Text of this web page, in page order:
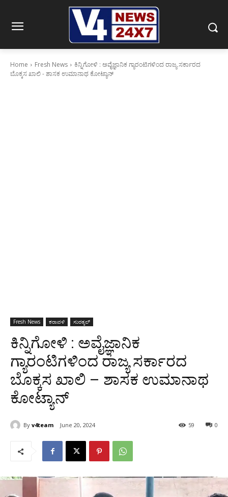
Home Fresh News
ಕಿನ್ನಿಗೋಳಿ : ಅವೈಜ್ಞಾನಿಕ ಗ್ಯಾರಂಟಿಗಳಿಂದ ರಾಜ್ಯ ಸರ್ಕಾರದ
ಬೊಕ್ಕಸ ಖಾಲಿ - ಶಾಸಕ ಉಮಾನಾಥ ಕೋಟ್ಯಾನ್
Fresh News ಕರಾವಳಿ ಸುರತ್ಕಲ್
ಕಿನ್ನಿಗೋಳಿ : ಅವೈಜ್ಞಾನಿಕ
ಗ್ಯಾರಂಟಿಗಳಿಂದ ರಾಜ್ಯ ಸರ್ಕಾರದ
ಬೊಕ್ಕಸ ಖಾಲಿ – ಶಾಸಕ ಉಮಾನಾಥ
ಕೋಟ್ಯಾನ್
By v4team June 20, 2024 0
59